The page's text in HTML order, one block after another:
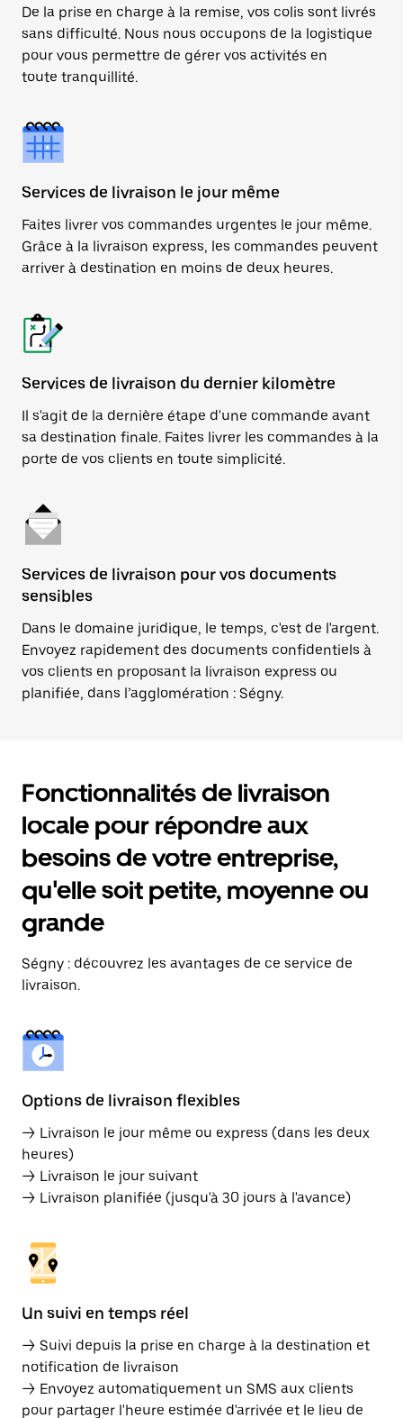
De la prise en charge à la remise, vos colis sont livrés
sans difficulté. Nous nous occupons de la logistique
pour vous permettre de gérer vos activités en
toute tranquillité.
Services de livraison le jour même
Faites livrer vos commandes urgentes le jour même.
Grâce à la livraison express, les commandes peuvent
arriver à destination en moins de deux heures.
Services de livraison du dernier kilomètre
Il s'agit de la dernière étape d'une commande avant
sa destination finale. Faites livrer les commandes à la
porte de vos clients en toute simplicité.
Services de livraison pour vos documents
sensibles
Dans le domaine juridique, le temps, c'est de l'argent.
Envoyez rapidement des documents confidentiels à
vos clients en proposant la livraison express ou
planifiée, dans l’agglomération : Ségny.
Fonctionnalités de livraison
locale pour répondre aux
besoins de votre entreprise,
qu'elle soit petite, moyenne ou
grande
Ségny : découvrez les avantages de ce service de
livraison.
Options de livraison flexibles
→ Livraison le jour même ou express (dans les deux
heures)
→ Livraison le jour suivant
→ Livraison planifiée (jusqu'à 30 jours à l'avance)
Un suivi en temps réel
→ Suivi depuis la prise en charge à la destination et
notification de livraison
→ Envoyez automatiquement un SMS aux clients
pour partager l'heure estimée d'arrivée et le lieu de